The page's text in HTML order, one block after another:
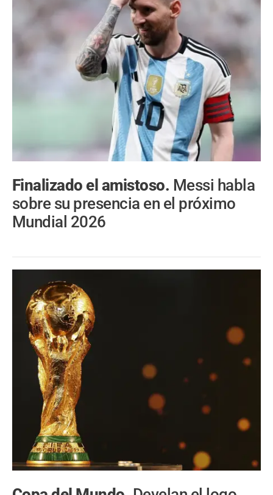
Finalizado el amistoso. Messi habla
sobre su presencia en el próximo
Mundial 2026